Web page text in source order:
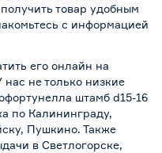
товар удобным
с информацией
его онлайн на
не только низкие
штамб d15-16
по Калининграду,
Пушкино. Также
в Светлогорске,